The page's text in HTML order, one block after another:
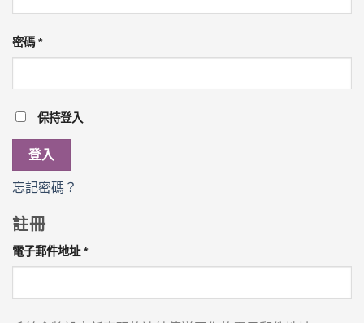
密碼*必
填
保持登入
登入
忘記密碼？
註冊
電子郵件地址*必
填